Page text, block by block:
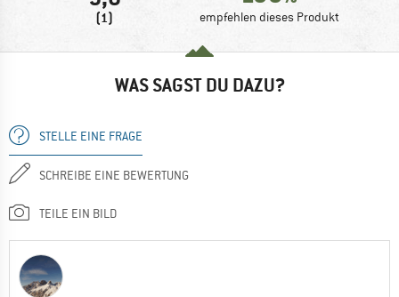
(1) empfehlen dieses Produkt
WAS SAGST DU DAZU?
STELLE EINE FRAGE
SCHREIBE EINE BEWERTUNG
TEILE EIN BILD